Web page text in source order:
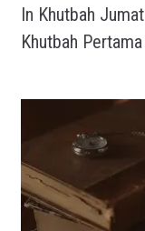
In Khutbah Jumat